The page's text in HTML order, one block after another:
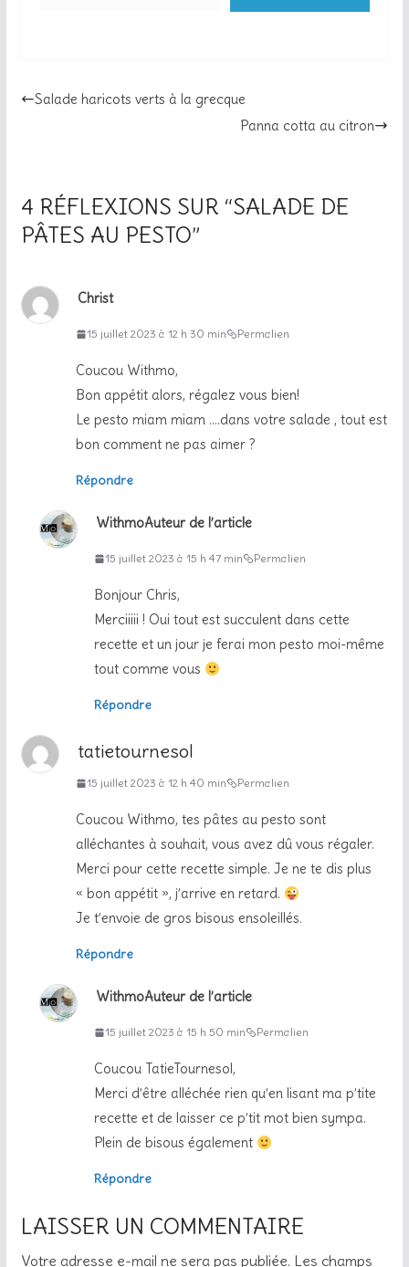
Salade haricots verts à la grecque
Panna cotta au citron
4 RÉFLEXIONS SUR “SALADE DE
PÂTES AU PESTO”
Christ
15 juillet 2023 à 12 h 30 min Permalien
Coucou Withmo,
Bon appétit alors, régalez vous bien!
Le pesto miam miam ….dans votre salade , tout est
bon comment ne pas aimer ?
Répondre
WithmoAuteur de l’article
15 juillet 2023 à 15 h 47 min Permalien
Bonjour Chris,
Merciiiii ! Oui tout est succulent dans cette
recette et un jour je ferai mon pesto moi-même
tout comme vous
Répondre
tatietournesol
15 juillet 2023 à 12 h 40 min Permalien
Coucou Withmo, tes pâtes au pesto sont
alléchantes à souhait, vous avez dû vous régaler.
Merci pour cette recette simple. Je ne te dis plus
« bon appétit », j’arrive en retard.
Je t’envoie de gros bisous ensoleillés.
Répondre
WithmoAuteur de l’article
15 juillet 2023 à 15 h 50 min Permalien
Coucou TatieTournesol,
Merci d’être alléchée rien qu’en lisant ma p’tite
recette et de laisser ce p’tit mot bien sympa.
Plein de bisous également
Répondre
LAISSER UN COMMENTAIRE
Votre adresse e-mail ne sera pas publiée. Les champs